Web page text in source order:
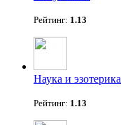
Рейтинг: 1.13
Наука и эзотерика
Рейтинг: 1.13